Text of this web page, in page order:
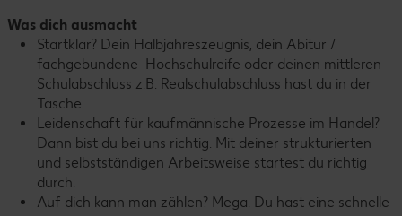
Was dich ausmacht
Startklar? Dein Halbjahreszeugnis, dein Abitur /
fachgebundene Hochschulreife oder deinen mittleren
Schulabschluss z.B. Realschulabschluss hast du in der
Tasche.
Leidenschaft für kaufmännische Prozesse im Handel?
Dann bist du bei uns richtig. Mit deiner strukturierten
und selbstständigen Arbeitsweise startest du richtig
durch.
Auf dich kann man zählen? Mega. Du hast eine schnelle